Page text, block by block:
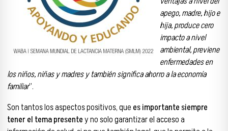
apego, madre, hijo e
hija, produce cero
impacto a nivel
ambiental, previene
enfermedades en
los niños, niñas y madres y también significa ahorro a la economía
familiar”.
Son tantos los aspectos positivos, que es importante siempre
tener el tema presentey no solo garantizar el acceso a